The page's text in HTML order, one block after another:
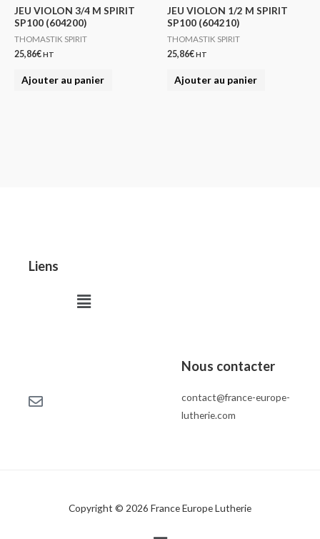
JEU VIOLON 3/4 M SPIRIT
SP100 (604200)
THOMASTIK SPIRIT
25,86€HT
Ajouter au panier
JEU VIOLON 1/2 M SPIRIT
SP100 (604210)
THOMASTIK SPIRIT
25,86€HT
Ajouter au panier
Liens
Menu
Nous contacter
contact@france-europe-
lutherie.com
Copyright © 2026 France Europe Lutherie